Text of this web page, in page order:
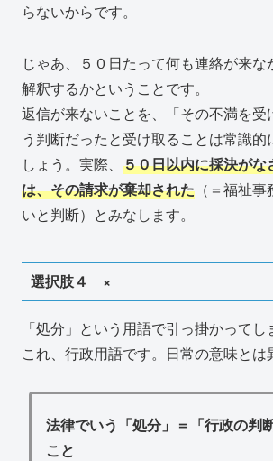
らないからです。
じゃあ、５０日たって何も連絡が来な
解釈するかということです。
返信が来ないことを、「その不満を受
う判断だったと受け取ることは常識
しょう。実際、 ５０日以内に採決がな
は、その請求が棄却された （＝福祉
いと判断）とみなします。
選択肢４ ×
「処分」という用語で引っ掛かってし
これ、行政用語です。日常の意味とは
法律でいう「処分」＝「行政の判
こと